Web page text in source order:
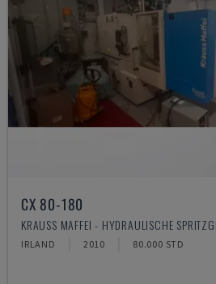
CX 80-180
KRAUSS MAFFEI - HYDRAULISCHE
IRLAND 2010 80.000 STD